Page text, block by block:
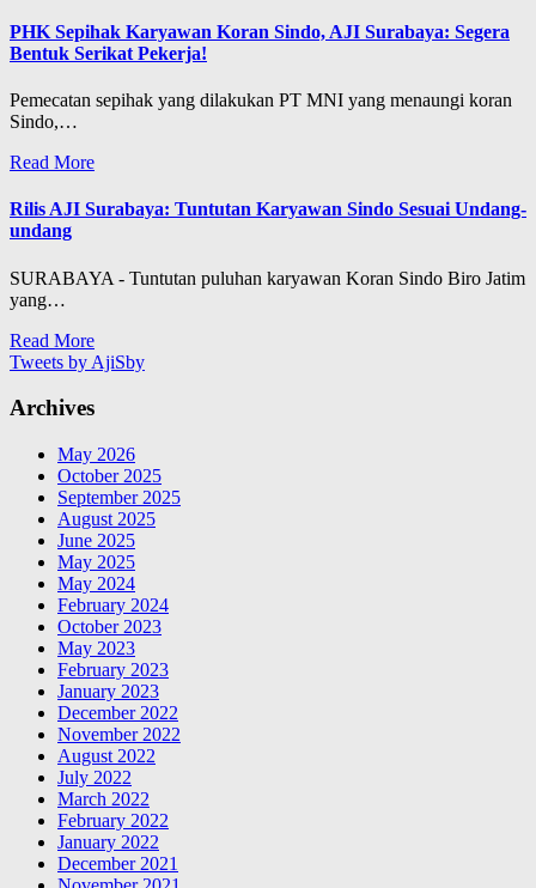
PHK Sepihak Karyawan Koran Sindo, AJI Surabaya: Segera
Bentuk Serikat Pekerja!
Pemecatan sepihak yang dilakukan PT MNI yang menaungi koran
Sindo,…
Read More
Rilis AJI Surabaya: Tuntutan Karyawan Sindo Sesuai Undang-
undang
SURABAYA - Tuntutan puluhan karyawan Koran Sindo Biro Jatim
yang…
Read More
Tweets by AjiSby
Archives
May 2026
October 2025
September 2025
August 2025
June 2025
May 2025
May 2024
February 2024
October 2023
May 2023
February 2023
January 2023
December 2022
November 2022
August 2022
July 2022
March 2022
February 2022
January 2022
December 2021